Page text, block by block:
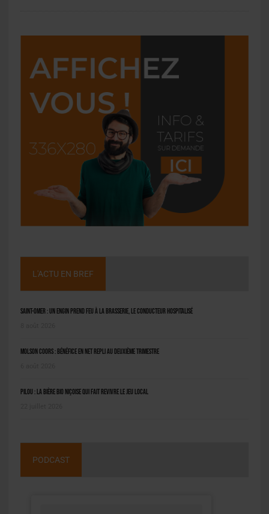
L'ACTU EN BREF
Saint-Omer : un engin prend feu à la brasserie, le conducteur hospitalisé
Molson Coors : bénéfice en net repli au deuxième trimestre
Pilou : la bière bio niçoise qui fait revivre le jeu local
PODCAST